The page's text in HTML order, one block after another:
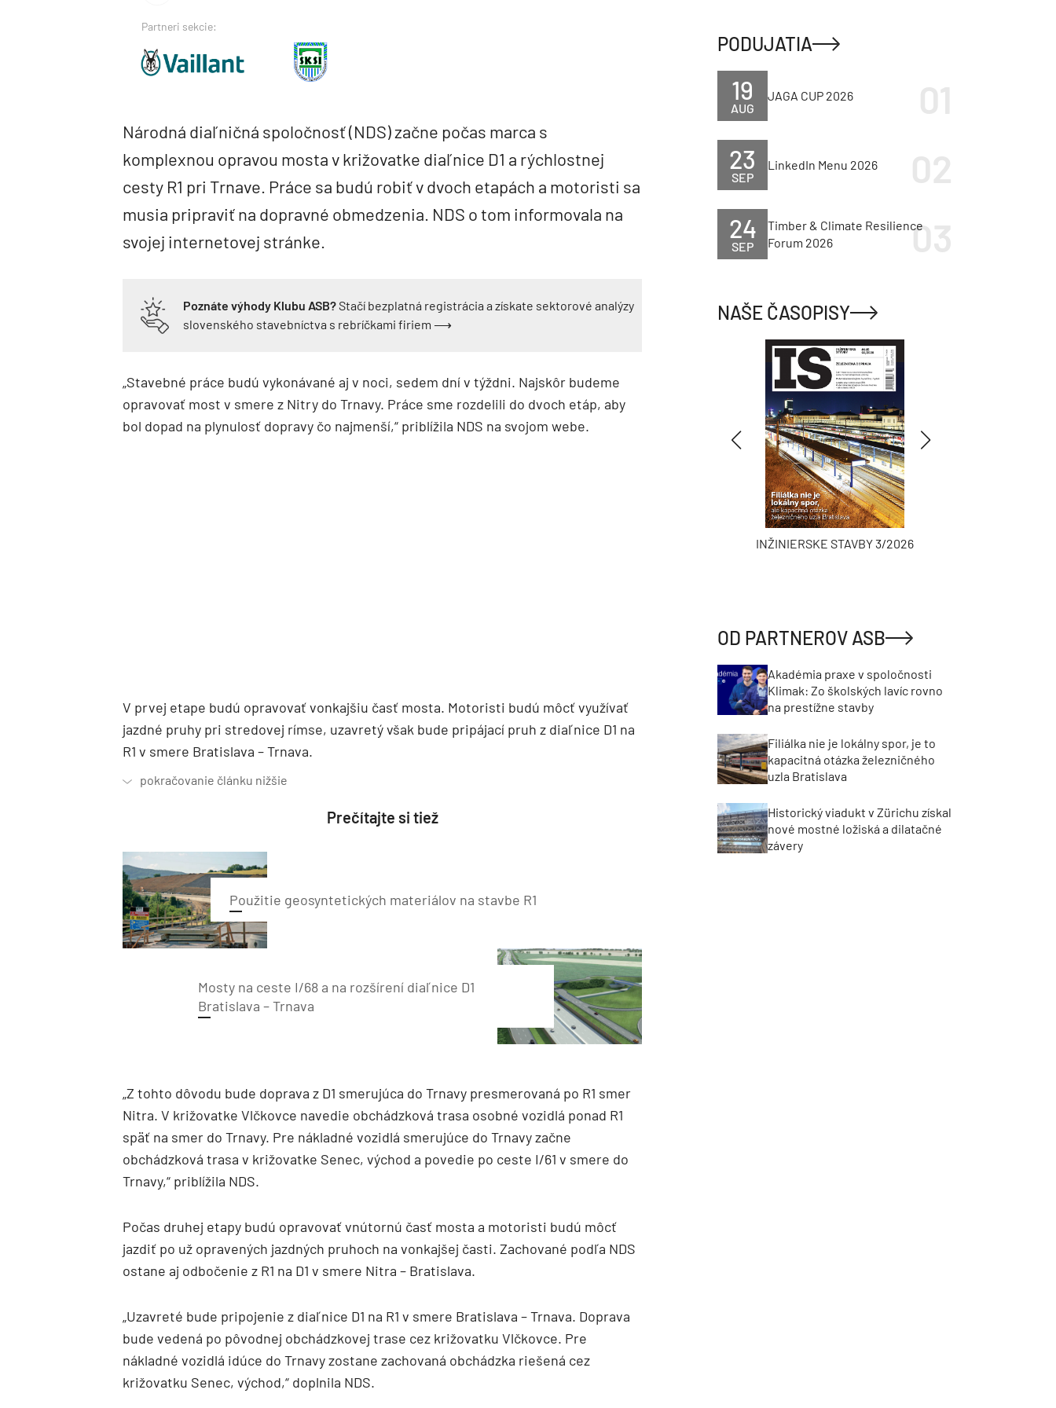
Partneri sekcie:
Národná diaľničná spoločnosť (NDS) začne počas marca s
komplexnou opravou mosta v križovatke diaľnice D1 a rýchlostnej
cesty R1 pri Trnave. Práce sa budú robiť v dvoch etapách a motoristi sa
musia pripraviť na dopravné obmedzenia. NDS o tom informovala na
svojej internetovej stránke.
Poznáte výhody Klubu ASB?Stačí bezplatná registrácia a získate sektorové analýzy
slovenského stavebníctva s rebríčkami firiem ⟶
„Stavebné práce budú vykonávané aj v noci, sedem dní v týždni. Najskôr budeme
opravovať most v smere z Nitry do Trnavy. Práce sme rozdelili do dvoch etáp, aby
bol dopad na plynulosť dopravy čo najmenší,“ priblížila NDS na svojom webe.
V prvej etape budú opravovať vonkajšiu časť mosta. Motoristi budú môcť využívať
jazdné pruhy pri stredovej rímse, uzavretý však bude pripájací pruh z diaľnice D1 na
R1 v smere Bratislava – Trnava.
Prečítajte si tiež
Použitie geosyntetických materiálov na stavbe R1
Mosty na ceste I/68 a na rozšírení diaľnice D1
Bratislava – Trnava
„Z tohto dôvodu bude doprava z D1 smerujúca do Trnavy presmerovaná po R1 smer
Nitra. V križovatke Vlčkovce navedie obchádzková trasa osobné vozidlá ponad R1
späť na smer do Trnavy. Pre nákladné vozidlá smerujúce do Trnavy začne
obchádzková trasa v križovatke Senec, východ a povedie po ceste I/61 v smere do
Trnavy,“ priblížila NDS.
Počas druhej etapy budú opravovať vnútornú časť mosta a motoristi budú môcť
jazdiť po už opravených jazdných pruhoch na vonkajšej časti. Zachované podľa NDS
ostane aj odbočenie z R1 na D1 v smere Nitra – Bratislava.
„Uzavreté bude pripojenie z diaľnice D1 na R1 v smere Bratislava – Trnava. Doprava
bude vedená po pôvodnej obchádzkovej trase cez križovatku Vlčkovce. Pre
nákladné vozidlá idúce do Trnavy zostane zachovaná obchádzka riešená cez
križovatku Senec, východ,“ doplnila NDS.
PODUJATIA
AUG
19 JAGA CUP 2026
SEP
23 LinkedIn Menu 2026
SEP
24
Timber & Climate Resilience
Forum 2026
NAŠE ČASOPISY
INŽINIERSKE STAVBY 3/2026
OD PARTNEROV ASB
Akadémia praxe v spoločnosti
Klimak: Zo školských lavíc rovno
na prestížne stavby
Filiálka nie je lokálny spor, je to
kapacitná otázka železničného
uzla Bratislava
Historický viadukt v Zürichu získal
nové mostné ložiská a dilatačné
závery